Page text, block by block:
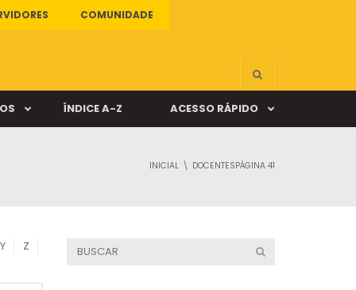
COMUNIDADE
ÍNDICE A-Z ACESSO RÁPIDO
INICIAL DOCENTESPÁGINA 41
Y Z